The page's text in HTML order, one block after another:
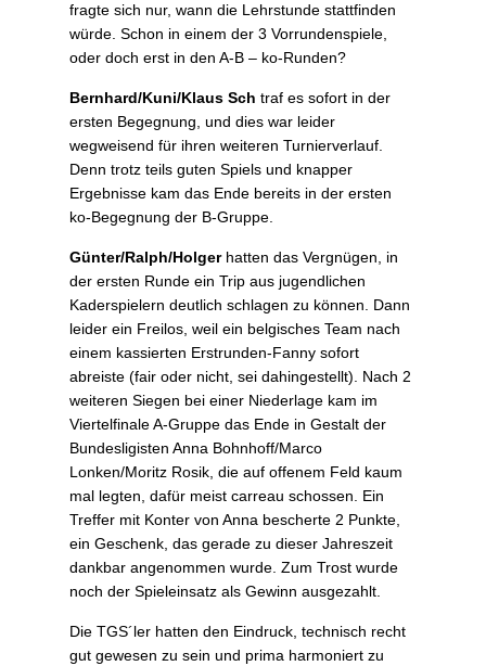
fragte sich nur, wann die Lehrstunde stattfinden
würde. Schon in einem der 3 Vorrundenspiele,
oder doch erst in den A-B – ko-Runden?
Bernhard/Kuni/Klaus Sch traf es sofort in der
ersten Begegnung, und dies war leider
wegweisend für ihren weiteren Turnierverlauf.
Denn trotz teils guten Spiels und knapper
Ergebnisse kam das Ende bereits in der ersten
ko-Begegnung der B-Gruppe.
Günter/Ralph/Holgerhatten das Vergnügen, in
der ersten Runde ein Trip aus jugendlichen
Kaderspielern deutlich schlagen zu können. Dann
leider ein Freilos, weil ein belgisches Team nach
einem kassierten Erstrunden-Fanny sofort
abreiste (fair oder nicht, sei dahingestellt). Nach 2
weiteren Siegen bei einer Niederlage kam im
Viertelfinale A-Gruppe das Ende in Gestalt der
Bundesligisten Anna Bohnhoff/Marco
Lonken/Moritz Rosik, die auf offenem Feld kaum
mal legten, dafür meist carreau schossen. Ein
Treffer mit Konter von Anna bescherte 2 Punkte,
ein Geschenk, das gerade zu dieser Jahreszeit
dankbar angenommen wurde. Zum Trost wurde
noch der Spieleinsatz als Gewinn ausgezahlt.
Die TGS´ler hatten den Eindruck, technisch recht
gut gewesen zu sein und prima harmoniert zu